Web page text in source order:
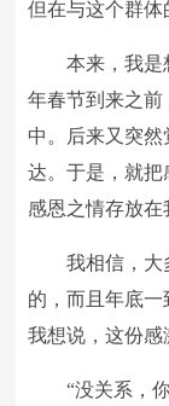
但在与这个群体
本来，我是
年春节到来之前
中。后来又突
达。于是，就
感恩之情存放在
我相信，大
的，而且年底一
我想说，这份感
“没关系，